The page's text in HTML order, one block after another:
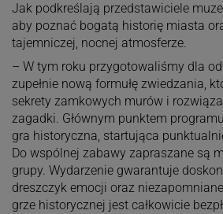
Jak podkreślają przedstawiciele
aby poznać bogatą historię miasta
tajemniczej, nocnej atmosferze.
– W tym roku przygotowaliśmy dla
zupełnie nową formułę zwiedzania,
sekrety zamkowych murów i
zagadki. Głównym punktem
gra historyczna, startująca
Do wspólnej zabawy zapraszane są
grupy. Wydarzenie gwarantuje
dreszczyk emocji oraz
grze historycznej jest całkowicie